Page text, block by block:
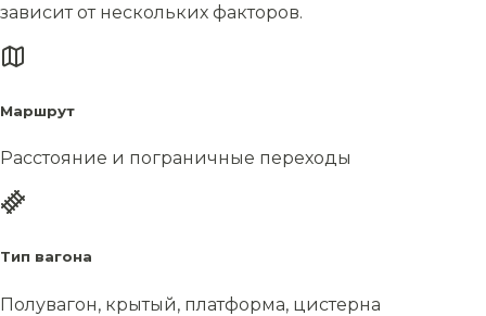
зависит от нескольких факторов.
Маршрут
Расстояние и пограничные переходы
Тип вагона
Полувагон, крытый, платформа, цистерна